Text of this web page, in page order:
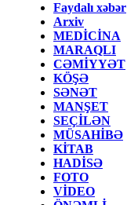
Faydalı xəbər
Arxiv
MEDİCİNA
MARAQLI
CƏMİYYƏT
KÖŞƏ
SƏNƏT
MANŞET
SEÇİLƏN
MÜSAHİBƏ
KİTAB
HADİSƏ
FOTO
VİDEO